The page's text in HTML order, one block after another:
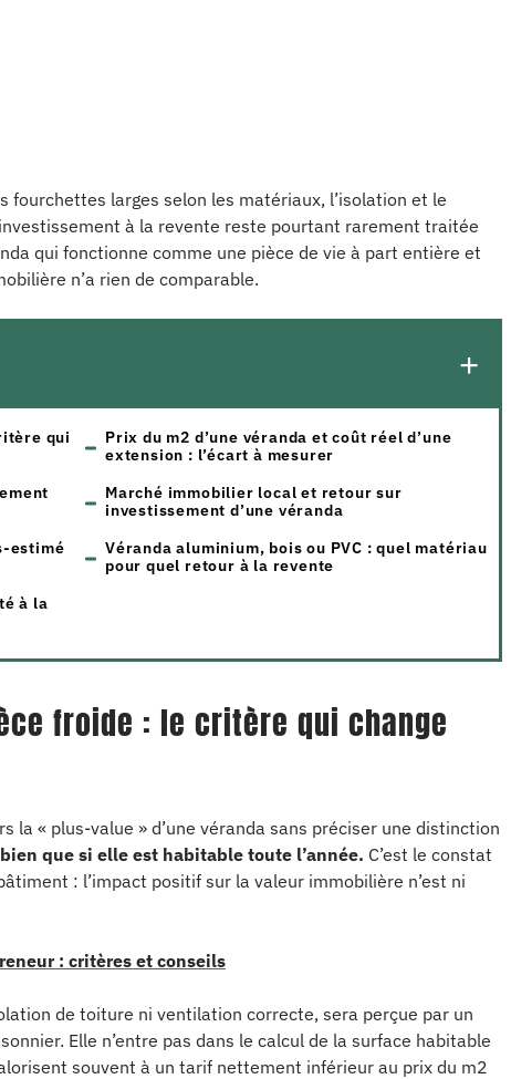
fourchettes larges selon les matériaux, l’isolation et le
à la revente reste pourtant rarement traitée
qui fonctionne comme une pièce de vie à part entière et
n’a rien de comparable.
qui
Prix du m2 d’une véranda et coût réel d’une
extension : l’écart à mesurer
Marché immobilier local et retour sur
investissement d’une véranda
estimé
Véranda aluminium, bois ou PVC : quel matériau
pour quel retour à la revente
à la
froide : le critère qui change
la « plus-value » d’une véranda sans préciser une distinction
que si elle est habitable toute l’année. C’est le constat
: l’impact positif sur la valeur immobilière n’est ni
: critères et conseils
de toiture ni ventilation correcte, sera perçue par un
Elle n’entre pas dans le calcul de la surface habitable
souvent à un tarif nettement inférieur au prix du m2